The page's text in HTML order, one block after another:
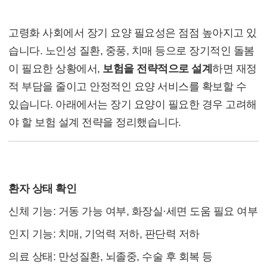
고령화 사회에서 장기 요양 필요성은 점점 높아지고 있
습니다. 노인성 질환, 중풍, 치매 등으로 장기적인 돌봄
이 필요한 상황에서, 보험을 전략적으로 설계 하면 재정
적 부담을 줄이고 안정적인 요양 서비스를 확보할 수
있습니다. 아래에서는 장기 요양이 필요한 경우 고려해
야 할 보험 설계 전략을 정리했습니다.
환자 상태 확인
신체 기능: 거동 가능 여부, 화장실·세면 도움 필요 여부
인지 기능: 치매, 기억력 저하, 판단력 저하
의료 상태: 만성질환, 뇌졸중, 수술 후 회복 등